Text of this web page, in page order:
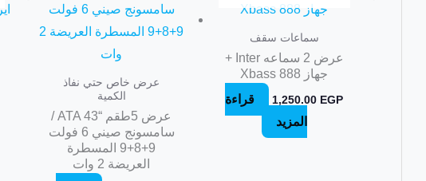
سماعات سقف
عرض 2 سماعه Inter +
جهاز Xbass 888
1,250.00 EGP
قراءة
المزيد
عرض خاص حتي نفاذ
الكمية
عرض 5طقم “ATA 43 /
سامسونج صيني 6 فولت
9+8+9 المسطرة
العريضة 2 وات